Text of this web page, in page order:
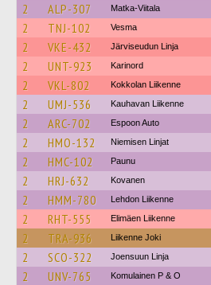
2 ALP-307 Matka-Viitala
2 TNJ-102 Vesma
2 VKE-432 Järviseudun Linja
2 UNT-923 Karinord
2 VKL-802 Kokkolan Liikenne
2 UMJ-536 Kauhavan Liikenne
2 ARC-702 Espoon Auto
2 HMO-132 Niemisen Linjat
2 HMC-102 Paunu
2 HRJ-632 Kovanen
2 HMM-780 Lehdon Liikenne
2 RHT-555 Elimäen Liikenne
2 TRA-936 Liikenne Joki
2 SCO-322 Joensuun Linja
2 UNV-765 Komulainen P & O